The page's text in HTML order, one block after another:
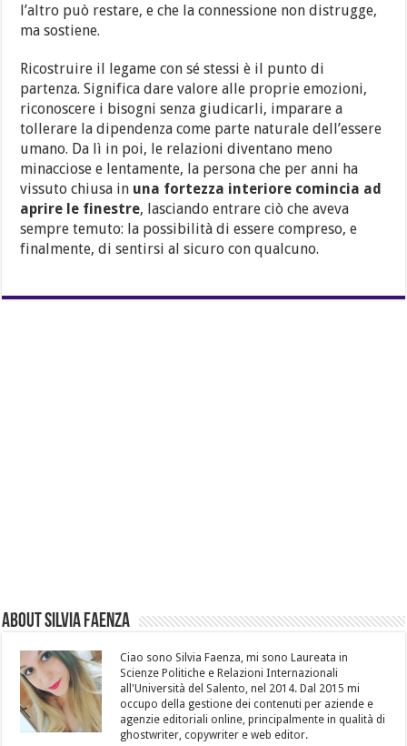
l’altro può restare, e che la connessione non distrugge,
ma sostiene.
Ricostruire il legame con sé stessi è il punto di
partenza. Significa dare valore alle proprie emozioni,
riconoscere i bisogni senza giudicarli, imparare a
tollerare la dipendenza come parte naturale dell’essere
umano. Da lì in poi, le relazioni diventano meno
minacciose e lentamente, la persona che per anni ha
vissuto chiusa in una fortezza interiore comincia ad
aprire le finestre, lasciando entrare ciò che aveva
sempre temuto: la possibilità di essere compreso, e
finalmente, di sentirsi al sicuro con qualcuno.
About Silvia Faenza
Ciao sono Silvia Faenza, mi sono Laureata in
Scienze Politiche e Relazioni Internazionali
all'Università del Salento, nel 2014. Dal 2015 mi
occupo della gestione dei contenuti per aziende e
agenzie editoriali online, principalmente in qualità di
ghostwriter, copywriter e web editor.